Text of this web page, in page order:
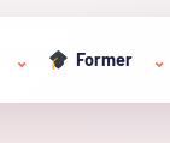
⌄ Former ⌄